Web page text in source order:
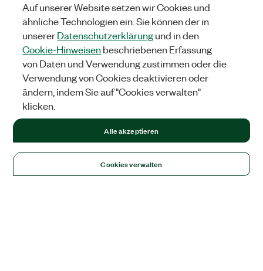
Auf unserer Website setzen wir Cookies und
ähnliche Technologien ein. Sie können der in
unsererDatenschutzerklärungund in den
Cookie-Hinweisenbeschriebenen Erfassung
von Daten und Verwendung zustimmen oder die
Verwendung von Cookies deaktivieren oder
ändern, indem Sie auf "Cookies verwalten"
klicken.
Cookies verwalten
Alle akzeptieren